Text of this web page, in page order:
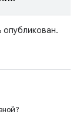
опубликован.